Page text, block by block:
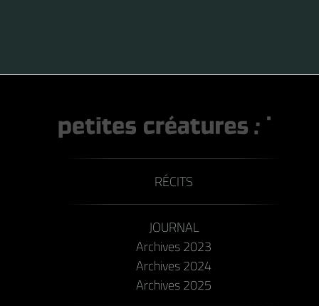
RÉCITS
JOURNAL
Archives 2023
Archives 2024
Archives 2025